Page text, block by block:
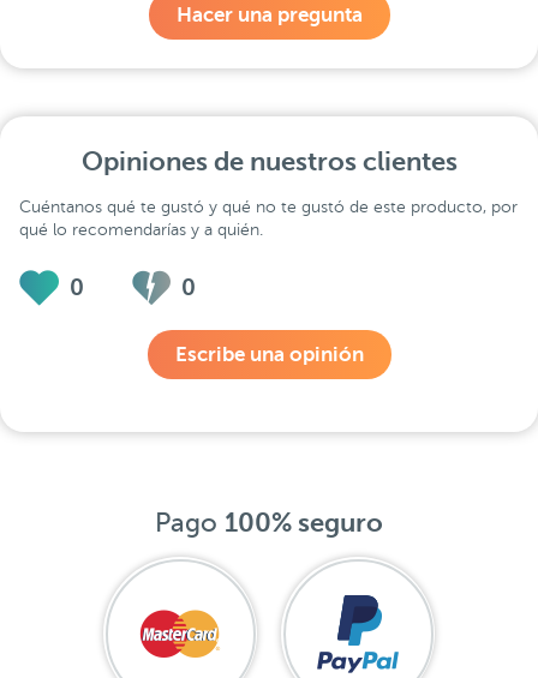
Hacer una pregunta
Opiniones de nuestros clientes
Cuéntanos qué te gustó y qué no te gustó de este producto, por
qué lo recomendarías y a quién.
0 0
Escribe una opinión
Pago 100% seguro